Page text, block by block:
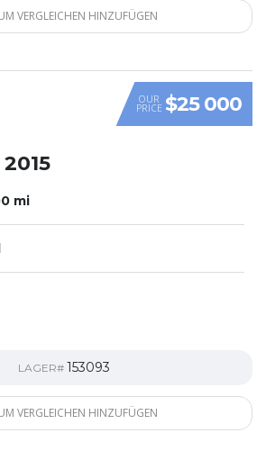
VERGLEICHEN HINZUFÜGEN
OUR
PRICE $25 000
mi
LAGER# 153093
VERGLEICHEN HINZUFÜGEN